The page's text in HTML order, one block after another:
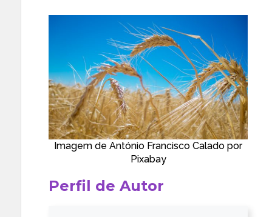
Imagem de António Francisco Calado por
Pixabay
Perfil de Autor